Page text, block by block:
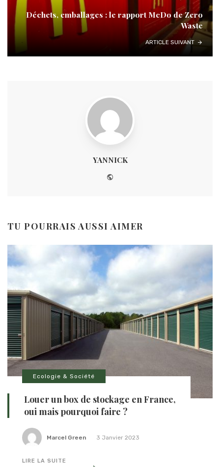
Déchets, emballages : le rapport McDo de Zero
Waste
ARTICLE SUIVANT
YANNICK
TU POURRAIS AUSSI AIMER
Ecologie & Société
Louer un box de stockage en France,
oui mais pourquoi faire ?
Marcel Green 3 Janvier 2023
LIRE LA SUITE